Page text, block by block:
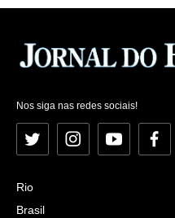
Nos siga nas redes sociais!
Twitter InstagramYouTube
Rio
Brasil